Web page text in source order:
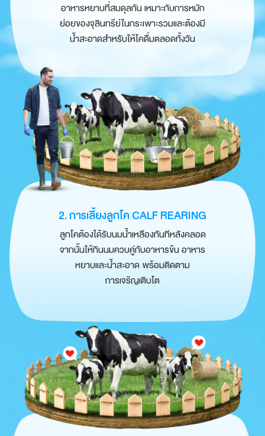
อาหารหยาบที่สมดุลกัน เหมาะกับการหมัก
ย่อยของจุลินทรีย์ในกระเพาะรวมและต้องมี
น้ำสะอาดสำหรับให้โคดื่มตลอดทั้งวัน
2. การเลี้ยงลูกโคCALF REARING
ลูกโคต้องได้รับนมน้ำเหลืองทันทีหลังคลอด
จากนั้นให้กินนมควบคู่กับอาหารข้น อาหาร
หยาบและน้ำสะอาด พร้อมติดตาม
การเจริญเติบโต